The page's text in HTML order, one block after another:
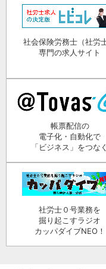
社会保険労務士（社労士
専門の求人サイト
帳票配信の
電子化・自動化で
「ビジネス」をつな
社労士０号業務を
掘り起こすラジオ
カッパダイブNEO！